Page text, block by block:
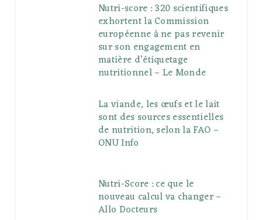
Nutri-score : 320 scientifiques
exhortent la Commission
européenne à ne pas revenir
sur son engagement en
matière d’étiquetage
nutritionnel – Le Monde
La viande, les œufs et le lait
sont des sources essentielles
de nutrition, selon la FAO –
ONU Info
Nutri-Score : ce que le
nouveau calcul va changer –
Allo Docteurs